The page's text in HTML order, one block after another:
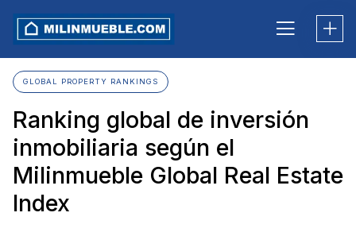
content
GLOBAL PROPERTY RANKINGS
Ranking global de inversión
inmobiliaria según el
Milinmueble Global Real Estate
Index